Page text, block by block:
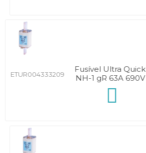
ETUR004333209
Fusível Ultra Quick
NH-1 gR 63A 690V